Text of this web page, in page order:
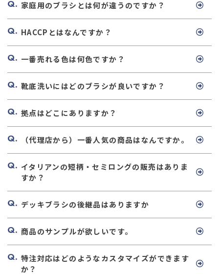
家庭用のブラシとは何が違うのですか？
HACCPとはなんですか？
一番売れる色は何色ですか？
靴底洗いにはどのブラシが良いですか？
拠点はどこにありますか？
（代理店から）一番人気の商品はなんですか。
イタリアンの短柄・セミロングの販売はありま
すか？
デッキブラシの後継品はありますか
商品のサンプルが欲しいです。
特注対応はどのようなカスタマイズができます
か？